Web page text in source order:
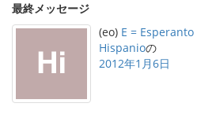
最終メッセージ
(eo) E = Esperanto
Hispanioの
2012年1月6日